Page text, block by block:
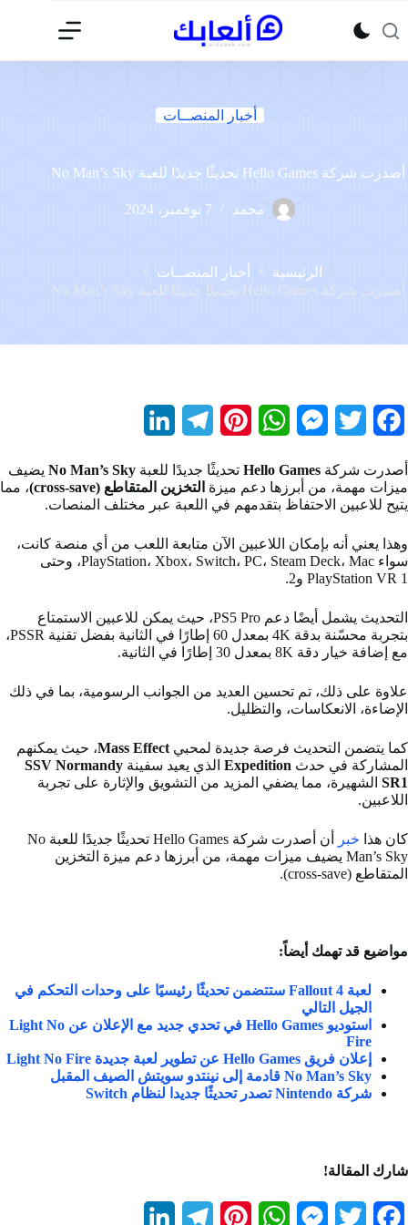
إلى
المحتوى
أخبار المنصــات
أصدرت شركة Hello Games تحديثًا جديدًا للعبة No Man’s Sky
محمد 7 نوفمبر، 2024
الرئيسية
أخبار المنصــات
أصدرت شركة Hello Games تحديثًا جديدًا للعبة No Man’s Sky
e
b
o
k
t
t
e
M
s
e
n
e
W
a
t
s
p
n
t
e
s
l
e
g
m
n
k
e
n
أصدرت شركة Hello Games تحديثًا جديدًا للعبة No Man’s Sky يضيف
ميزات مهمة، من أبرزها دعم ميزة التخزين المتقاطع (cross-save)
، مما
يتيح للاعبين الاحتفاظ بتقدمهم في اللعبة عبر مختلف المنصات.
وهذا يعني أنه بإمكان اللاعبين الآن متابعة اللعب من أي منصة كانت،
سواء PlayStation، Xbox، Switch، PC، Steam Deck، Mac، وحتى
PlayStation VR 1 و2.
التحديث يشمل أيضًا دعم PS5 Pro، حيث يمكن للاعبين الاستمتاع
بتجربة محسّنة بدقة 4K بمعدل 60 إطارًا في الثانية بفضل تقنية PSSR،
مع إضافة خيار دقة 8K بمعدل 30 إطارًا في الثانية.
علاوة على ذلك، تم تحسين العديد من الجوانب الرسومية، بما في ذلك
الإضاءة، الانعكاسات، والتظليل.
كما يتضمن التحديث فرصة جديدة لمحبي Mass Effect، حيث يمكنهم
المشاركة في حدث Expedition الذي يعيد سفينة SSV Normandy
SR1 الشهيرة، مما يضفي المزيد من التشويق والإثارة على تجربة
اللاعبين.
كان هذا خبر
أن أصدرت شركة Hello Games تحديثًا جديدًا للعبة No
Man’s Sky يضيف ميزات مهمة، من أبرزها دعم ميزة التخزين
المتقاطع (cross-save).
مواضيع قد تهمك أيضاً:
لعبة Fallout 4 ستتضمن تحديثًا رئيسيًا على وحدات التحكم في
الجيل التالي
استوديو Hello Games في تحدي جديد مع الإعلان عن Light No
Fire
إعلان فريق Hello Games عن تطوير لعبة جديدة Light No Fire
No Man’s Sky قادمة إلى نينتدو سويتش الصيف المقبل
شركة Nintendo تصدر تحديثًا جديدا لنظام Switch
شارك المقالة!
M
W